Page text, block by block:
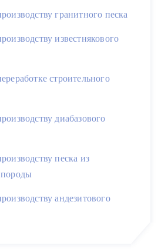
гранитного песка
известнякового
строительного
диабазового
песка из
андезитового